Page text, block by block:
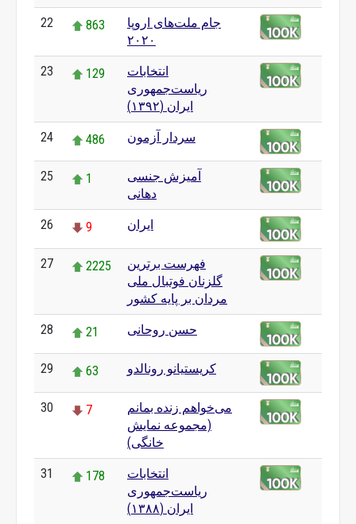
22 863
جام ملت‌های اروپا
۲۰۲۰
23 129
انتخابات
ریاست‌جمهوری
ایران (۱۳۹۲)
24 486 سردار آزمون
25 1
آمیزش جنسی
دهانی
26 9 ایران
27 2225
فهرست برترین
گلزنان فوتبال ملی
مردان بر پایه کشور
28 21 حسن روحانی
29 63 کریستیانو رونالدو
30 7
می‌خواهم زنده بمانم
(مجموعه نمایش
خانگی)
31 178
انتخابات
ریاست‌جمهوری
ایران (۱۳۸۸)